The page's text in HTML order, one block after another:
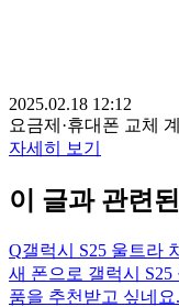
2025.02.18 12:12
요금제·휴대폰 교체
자세히 보기
이 글과 관련
Q갤럭시 S25 울트라
새 폰으로 갤럭시
품을 추천받고 싶네요.